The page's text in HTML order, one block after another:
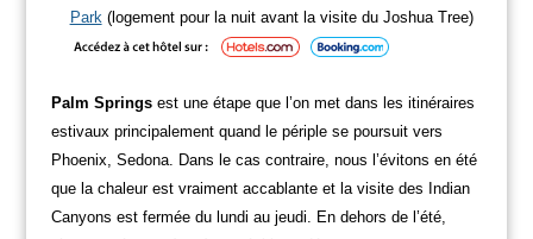
Park(logement pour la nuit avant la visite du Joshua Tree)
Palm Springsest une étape que l’on met dans les itinéraires
estivaux principalement quand le périple se poursuit vers
Phoenix, Sedona. Dans le cas contraire, nous l’évitons en été
que la chaleur est vraiment accablante et la visite des Indian
Canyons est fermée du lundi au jeudi. En dehors de l’été,